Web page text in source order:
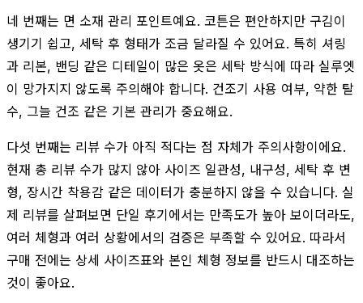
네 번째는 면 소재 관리 포인트예요. 코튼은 편안하지만 구김이
생기기 쉽고, 세탁 후 형태가 조금 달라질 수 있어요. 특히 셔링
과 리본, 밴딩 같은 디테일이 많은 옷은 세탁 방식에 따라 실루엣
이 망가지지 않도록 주의해야 합니다. 건조기 사용 여부, 약한 탈
수, 그늘 건조 같은 기본 관리가 중요해요.
다섯 번째는 리뷰 수가 아직 적다는 점 자체가 주의사항이에요.
현재 총 리뷰 수가 많지 않아 사이즈 일관성, 내구성, 세탁 후 변
형, 장시간 착용감 같은 데이터가 충분하지 않을 수 있습니다. 실
제 리뷰를 살펴보면 단일 후기에서는 만족도가 높아 보이더라도,
여러 체형과 여러 상황에서의 검증은 부족할 수 있어요. 따라서
구매 전에는 상세 사이즈표와 본인 체형 정보를 반드시 대조하는
것이 좋아요.